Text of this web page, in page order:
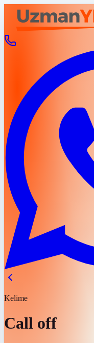
Kelime
Call off